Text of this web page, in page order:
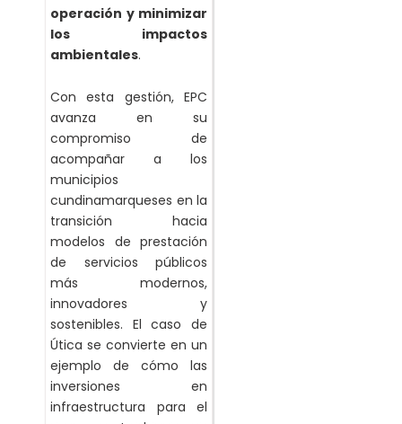
operación y minimizar
los impactos
ambientales.
Con esta gestión, EPC
avanza en su
compromiso de
acompañar a los
municipios
cundinamarqueses en la
transición hacia
modelos de prestación
de servicios públicos
más modernos,
innovadores y
sostenibles. El caso de
Útica se convierte en un
ejemplo de cómo las
inversiones en
infraestructura para el